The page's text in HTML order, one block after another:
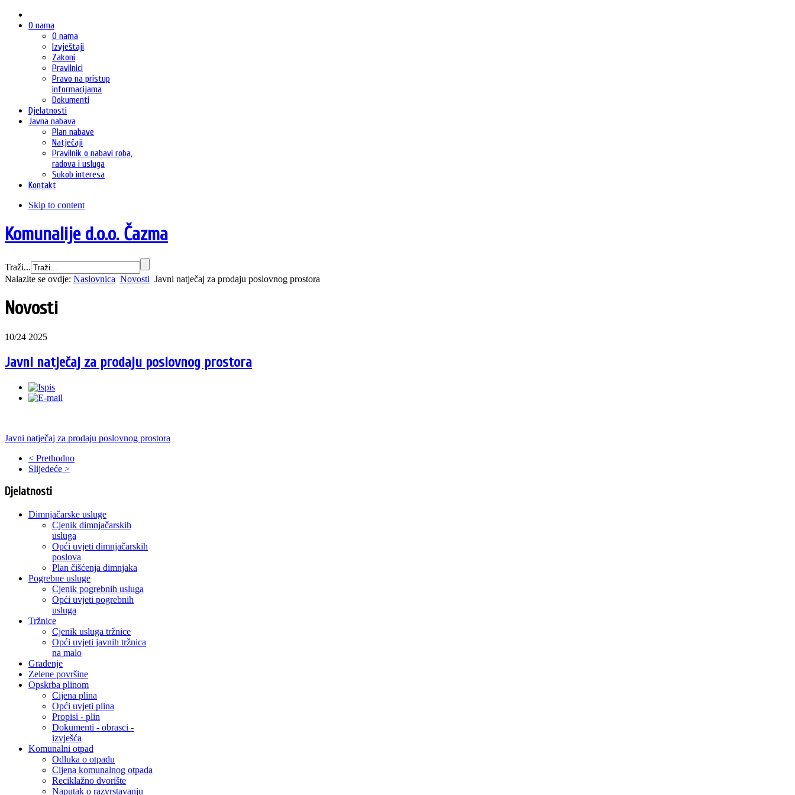
O nama
O nama
Izvještaji
Zakoni
Pravilnici
Pravo na pristup
informacijama
Dokumenti
Djelatnosti
Javna nabava
Plan nabave
Natječaji
Pravilnik o nabavi roba,
radova i usluga
Sukob interesa
Kontakt
Skip to content
Komunalije d.o.o. Čazma
Traži...
Nalazite se ovdje: Naslovnica Novosti Javni natječaj za prodaju poslovnog prostora
Novosti
10/24 2025
Javni natječaj za prodaju poslovnog prostora
Javni natječaj za prodaju poslovnog prostora
< Prethodno
Slijedeće >
Djelatnosti
Dimnjačarske usluge
Cjenik dimnjačarskih
usluga
Opći uvjeti dimnjačarskih
poslova
Plan čišćenja dimnjaka
Pogrebne usluge
Cjenik pogrebnih usluga
Opći uvjeti pogrebnih
usluga
Tržnice
Cjenik usluga tržnice
Opći uvjeti javnih tržnica
na malo
Građenje
Zelene površine
Opskrba plinom
Cijena plina
Opći uvjeti plina
Propisi - plin
Dokumenti - obrasci -
izvješća
Komunalni otpad
Odluka o otpadu
Cijena komunalnog otpada
Reciklažno dvorište
Naputak o razvrstavanju